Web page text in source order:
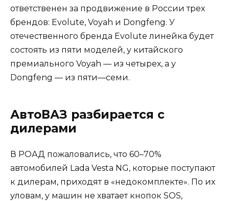
ответственен за продвижение в России трех
брендов: Evolute, Voyah и Dongfeng. У
отечественного бренда Evolute линейка будет
состоять из пяти моделей, у китайского
премиального Voyah — из четырех, а у
Dongfeng — из пяти—семи.
АвтоВАЗ разбирается с
дилерами
В РОАД пожаловались, что 60–70%
автомобилей Lada Vesta NG, которые поступают
к дилерам, приходят в «недокомплекте». По их
уловам, у машин не хватает кнопок SOS,